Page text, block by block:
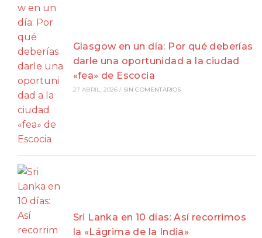
Glasgow en un día: Por qué deberías
darle una oportunidad a la ciudad
«fea» de Escocia
27 ABRIL, 2026 / SIN COMENTARIOS
Sri Lanka en 10 días: Así recorrimos
la «Lágrima de la India»